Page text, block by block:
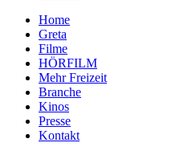
Home
Greta
Filme
HÖRFILM
Mehr Freizeit
Branche
Kinos
Presse
Kontakt